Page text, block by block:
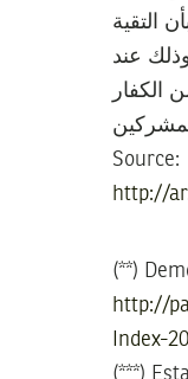
التقية
عند
Source:
http://
(**)
http://
Index-
(***)